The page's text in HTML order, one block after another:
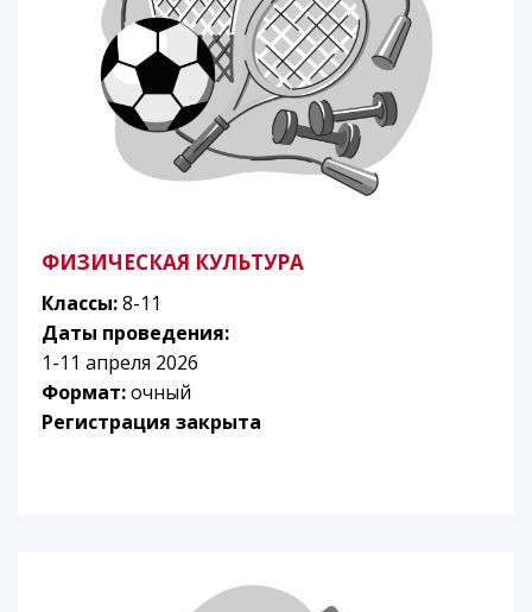
ФИЗИЧЕСКАЯ КУЛЬТУРА
Классы:8-11
Даты проведения:
1-11 апреля 2026
Формат:очный
Регистрация закрыта